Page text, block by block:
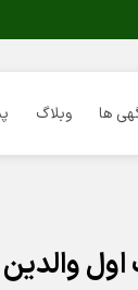
ها وبلاگ
اول